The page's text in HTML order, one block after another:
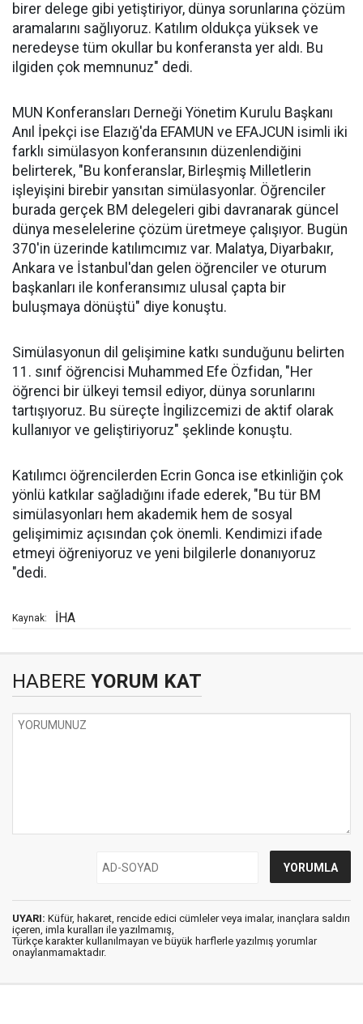
birer delege gibi yetiştiriyor, dünya sorunlarına çözüm
aramalarını sağlıyoruz. Katılım oldukça yüksek ve
neredeyse tüm okullar bu konferansta yer aldı. Bu
ilgiden çok memnunuz" dedi.
MUN Konferansları Derneği Yönetim Kurulu Başkanı
Anıl İpekçi ise Elazığ'da EFAMUN ve EFAJCUN isimli iki
farklı simülasyon konferansının düzenlendiğini
belirterek, "Bu konferanslar, Birleşmiş Milletlerin
işleyişini birebir yansıtan simülasyonlar. Öğrenciler
burada gerçek BM delegeleri gibi davranarak güncel
dünya meselelerine çözüm üretmeye çalışıyor. Bugün
370'in üzerinde katılımcımız var. Malatya, Diyarbakır,
Ankara ve İstanbul'dan gelen öğrenciler ve oturum
başkanları ile konferansımız ulusal çapta bir
buluşmaya dönüştü" diye konuştu.
Simülasyonun dil gelişimine katkı sunduğunu belirten
11. sınıf öğrencisi Muhammed Efe Özfidan, "Her
öğrenci bir ülkeyi temsil ediyor, dünya sorunlarını
tartışıyoruz. Bu süreçte İngilizcemizi de aktif olarak
kullanıyor ve geliştiriyoruz" şeklinde konuştu.
Katılımcı öğrencilerden Ecrin Gonca ise etkinliğin çok
yönlü katkılar sağladığını ifade ederek, "Bu tür BM
simülasyonları hem akademik hem de sosyal
gelişimimiz açısından çok önemli. Kendimizi ifade
etmeyi öğreniyoruz ve yeni bilgilerle donanıyoruz
"dedi.
Kaynak: İHA
HABERE YORUM KAT
UYARI: Küfür, hakaret, rencide edici cümleler veya imalar, inançlara saldırı
içeren, imla kuralları ile yazılmamış,
Türkçe karakter kullanılmayan ve büyük harflerle yazılmış yorumlar
onaylanmamaktadır.